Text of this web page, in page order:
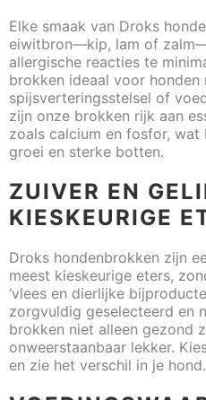
Elke smaak van Droks
eiwitbron—kip, lam of
allergische reacties te
brokken ideaal voor honden
spijsverteringsstelsel of
zijn onze brokken rijk aan
zoals calcium en fosfor,
groei en sterke botten.
ZUIVER EN
KIESKEURIGE
Droks hondenbrokken zijn
meest kieskeurige eters,
‘vlees en dierlijke
zorgvuldig geselecteerd en
brokken niet alleen gezond
onweerstaanbaar lekker.
en zie het verschil in je hond.